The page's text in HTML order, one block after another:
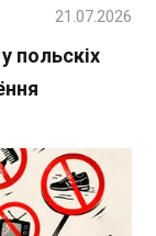
польскіх
21.07.2026